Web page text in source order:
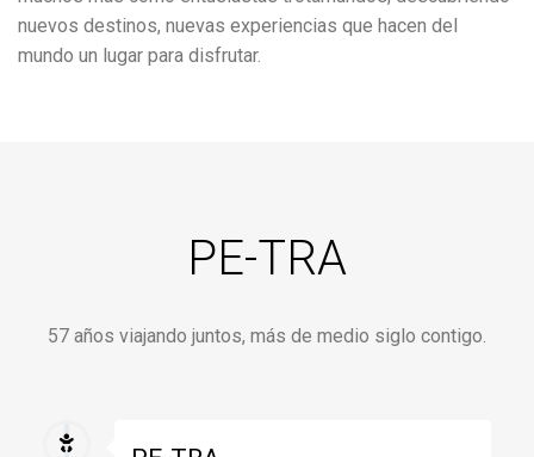
nuevos destinos, nuevas experiencias que hacen del
mundo un lugar para disfrutar.
PE-TRA
57 años viajando juntos, más de medio siglo contigo.